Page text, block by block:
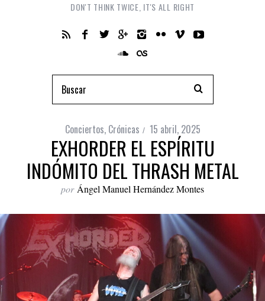
DON'T THINK TWICE, IT'S ALL RIGHT
Conciertos, Crónicas 15 abril, 2025
EXHORDER EL ESPÍRITU
INDÓMITO DEL THRASH METAL
por Ángel Manuel Hernández Montes